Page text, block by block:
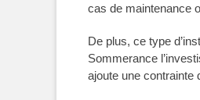
cas de maintenance
De plus, ce type
Sommerance
ajoute une contrainte